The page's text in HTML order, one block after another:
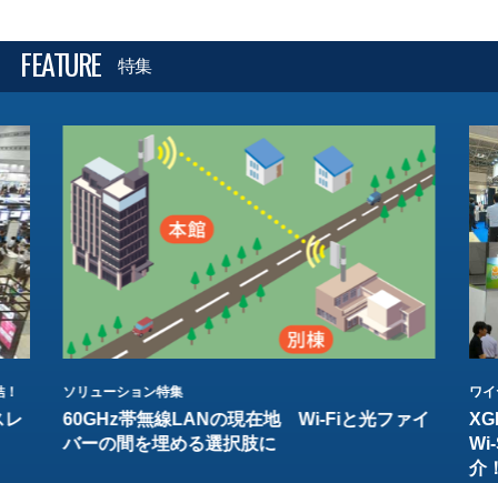
FEATURE 特集
レ
ソリューション特集
60GHz帯無線LANの現在地 Wi-Fiと光ファイ
バーの間を埋める選択肢に
ワ
介